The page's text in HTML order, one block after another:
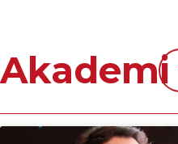
Akademi